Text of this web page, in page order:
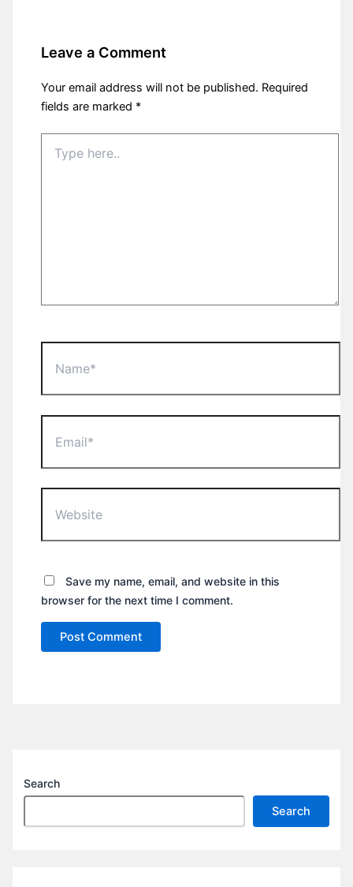
Leave a Comment
Your email address will not be published. Required
fields are marked *
here..
Save my name, email, and website in this
browser for the next time I comment.
Search
Search